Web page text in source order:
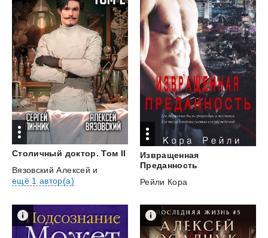
Столичный доктор. Том II
Вязовский Алексей и
ещё 1 автор(а)
Извращенная
Преданность
Рейли Кора